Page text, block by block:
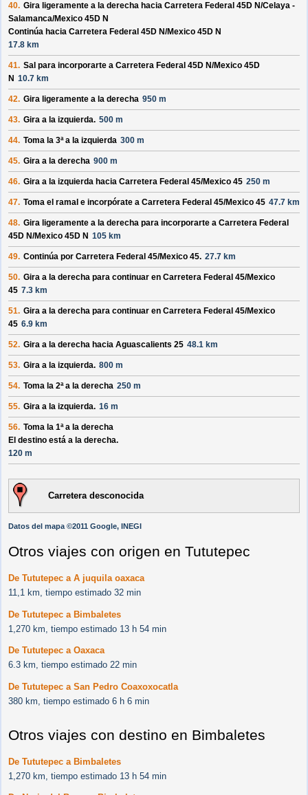
40. Gira ligeramente a la derecha hacia Carretera Federal 45D N/Celaya -
Salamanca/Mexico 45D N
Continúa hacia Carretera Federal 45D N/Mexico 45D N
17.8 km
41. Sal para incorporarte a Carretera Federal 45D N/Mexico 45D
N 10.7 km
42. Gira ligeramente a la derecha 950 m
43. Gira a la izquierda. 500 m
44. Toma la 3ª a la izquierda 300 m
45. Gira a la derecha 900 m
46. Gira a la izquierda hacia Carretera Federal 45/Mexico 45 250 m
47. Toma el ramal e incorpórate a Carretera Federal 45/Mexico 45 47.7 km
48. Gira ligeramente a la derecha para incorporarte a Carretera Federal
45D N/Mexico 45D N 105 km
49. Continúa por Carretera Federal 45/Mexico 45. 27.7 km
50. Gira a la derecha para continuar en Carretera Federal 45/Mexico
45 7.3 km
51. Gira a la derecha para continuar en Carretera Federal 45/Mexico
45 6.9 km
52. Gira a la derecha hacia Aguascalients 25 48.1 km
53. Gira a la izquierda. 800 m
54. Toma la 2ª a la derecha 250 m
55. Gira a la izquierda. 16 m
56. Toma la 1ª a la derecha
El destino está a la derecha.
120 m
Carretera desconocida
Datos del mapa ©2011 Google, INEGI
Otros viajes con origen en Tututepec
De Tututepec a A juquila oaxaca
11,1 km, tiempo estimado 32 min
De Tututepec a Bimbaletes
1,270 km, tiempo estimado 13 h 54 min
De Tututepec a Oaxaca
6.3 km, tiempo estimado 22 min
De Tututepec a San Pedro Coaxoxocatla
380 km, tiempo estimado 6 h 6 min
Otros viajes con destino en Bimbaletes
De Tututepec a Bimbaletes
1,270 km, tiempo estimado 13 h 54 min